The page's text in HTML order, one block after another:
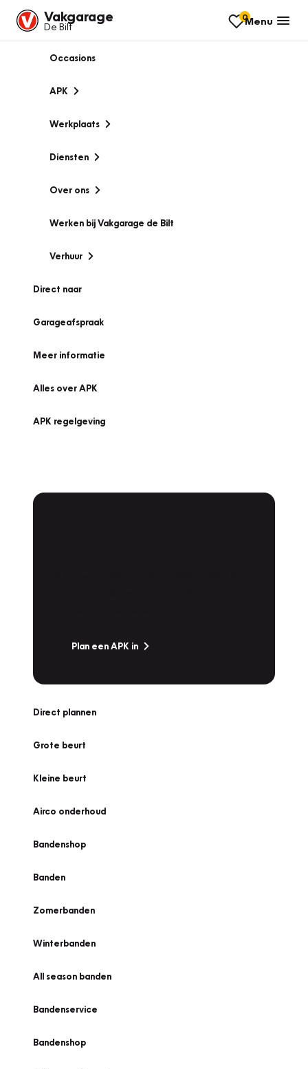
Vakgarage
De Bilt
0Menu
Occasions
APK
Werkplaats
Diensten
Over ons
Werken bij Vakgarage de Bilt
Verhuur
Direct naar
Garageafspraak
Meer informatie
Alles over APK
APK regelgeving
Plan een APK in
Direct plannen
Grote beurt
Kleine beurt
Airco onderhoud
Bandenshop
Banden
Zomerbanden
Winterbanden
All season banden
Bandenservice
Bandenshop